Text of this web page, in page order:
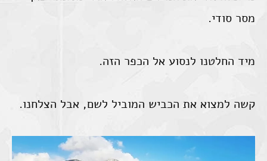
מסר סודי.
מיד החלטנו לנסוע אל הכפר הזה.
קשה למצוא את הכביש המוביל לשם, אבל הצלחנו.